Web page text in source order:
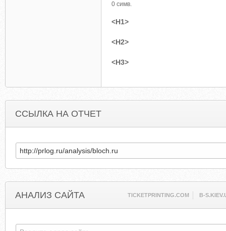
0 симв.
<H1>
<H2>
<H3>
ССЫЛКА НА ОТЧЕТ
АНАЛИЗ САЙТА TICKETPRINTING.COM B-